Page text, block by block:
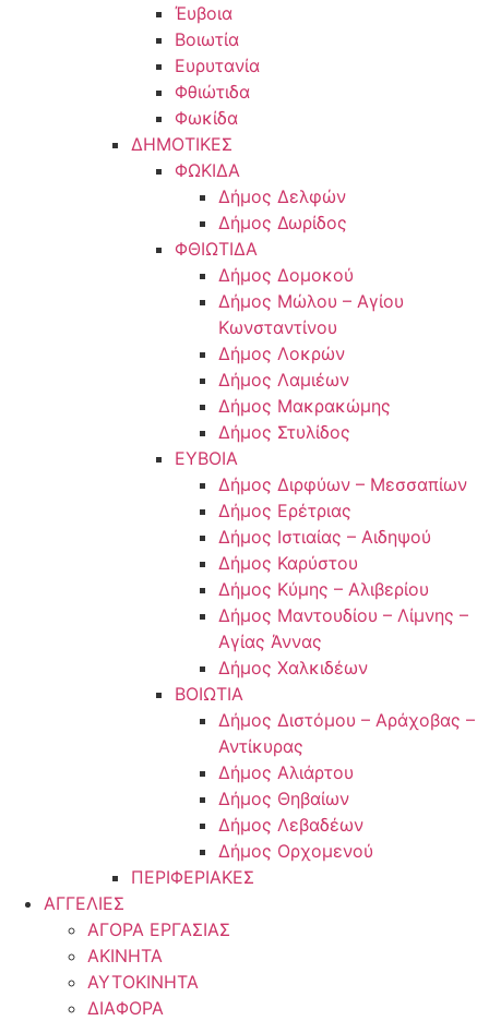
Έυβοια
Βοιωτία
Ευρυτανία
Φθιώτιδα
Φωκίδα
ΔΗΜΟΤΙΚΕΣ
ΦΩΚΙΔΑ
Δήμος Δελφών
Δήμος Δωρίδος
ΦΘΙΩΤΙΔΑ
Δήμος Δομοκού
Δήμος Μώλου – Αγίου
Κωνσταντίνου
Δήμος Λοκρών
Δήμος Λαμιέων
Δήμος Μακρακώμης
Δήμος Στυλίδος
ΕΥΒΟΙΑ
Δήμος Διρφύων – Μεσσαπίων
Δήμος Ερέτριας
Δήμος Ιστιαίας – Αιδηψού
Δήμος Καρύστου
Δήμος Κύμης – Αλιβερίου
Δήμος Μαντουδίου – Λίμνης –
Αγίας Άννας
Δήμος Χαλκιδέων
ΒΟΙΩΤΙΑ
Δήμος Διστόμου – Αράχοβας –
Αντίκυρας
Δήμος Αλιάρτου
Δήμος Θηβαίων
Δήμος Λεβαδέων
Δήμος Ορχομενού
ΠΕΡΙΦΕΡΙΑΚΕΣ
ΑΓΓΕΛΙΕΣ
ΑΓΟΡΑ ΕΡΓΑΣΙΑΣ
ΑΚΙΝΗΤΑ
ΑΥΤΟΚΙΝΗΤΑ
ΔΙΑΦΟΡΑ